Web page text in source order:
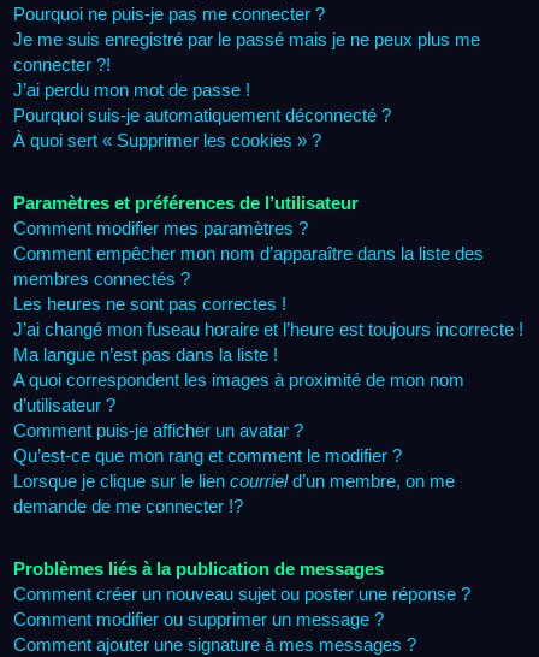
Pourquoi ne puis-je pas me connecter ?
Je me suis enregistré par le passé mais je ne peux plus me
connecter ?!
J’ai perdu mon mot de passe !
Pourquoi suis-je automatiquement déconnecté ?
À quoi sert « Supprimer les cookies » ?
Paramètres et préférences de l’utilisateur
Comment modifier mes paramètres ?
Comment empêcher mon nom d’apparaître dans la liste des
membres connectés ?
Les heures ne sont pas correctes !
J’ai changé mon fuseau horaire et l’heure est toujours incorrecte !
Ma langue n’est pas dans la liste !
A quoi correspondent les images à proximité de mon nom
d’utilisateur ?
Comment puis-je afficher un avatar ?
Qu’est-ce que mon rang et comment le modifier ?
Lorsque je clique sur le lien courrield’un membre, on me
demande de me connecter !?
Problèmes liés à la publication de messages
Comment créer un nouveau sujet ou poster une réponse ?
Comment modifier ou supprimer un message ?
Comment ajouter une signature à mes messages ?